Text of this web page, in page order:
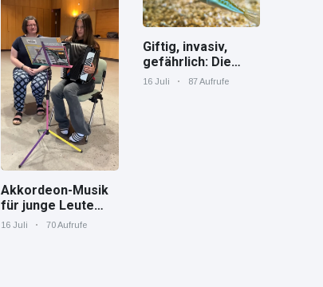
Akkordeon-Musik
für junge Leute
Jana von den
16 Juli 70 Aufrufe
Giftig, invasiv,
gefährlich: Die
Spaßverderber im
16 Juli 87 Aufrufe